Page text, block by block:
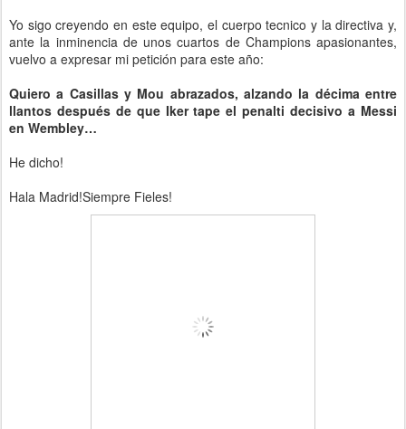
Yo sigo creyendo en este equipo, el cuerpo tecnico y la directiva y,
ante la inminencia de unos cuartos de Champions apasionantes,
vuelvo a expresar mi petición para este año:
Quiero a Casillas y Mou abrazados, alzando la décima entre
llantos después de que Iker tape el penalti decisivo a Messi
en Wembley…
He dicho!
Hala Madrid!Siempre Fieles!